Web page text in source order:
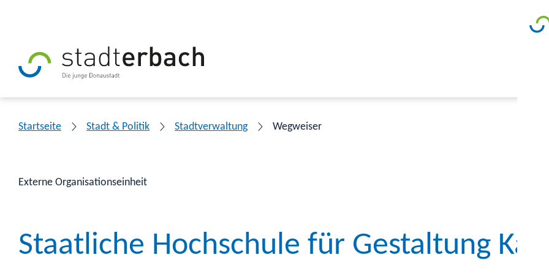
Startseite Stadt & Politik Stadtverwaltung Wegweiser
Externe Organisationseinheit
Staatliche Hochschule für Gestaltung